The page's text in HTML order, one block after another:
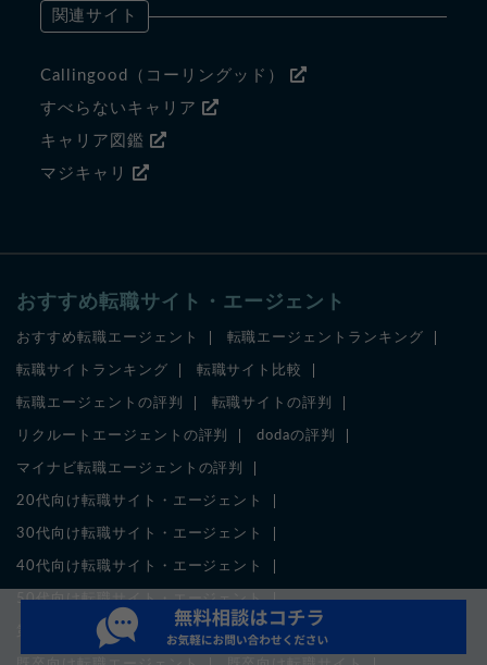
関連サイト
Callingood（コーリングッド）
すべらないキャリア
キャリア図鑑
マジキャリ
おすすめ転職サイト・エージェント
おすすめ転職エージェント 転職エージェントランキング
転職サイトランキング 転職サイト比較
転職エージェントの評判 転職サイトの評判
リクルートエージェントの評判 dodaの評判
マイナビ転職エージェントの評判
20代向け転職サイト・エージェント
30代向け転職サイト・エージェント
40代向け転職サイト・エージェント
50代向け転職サイト・エージェント
第二新卒向け転職エージェント 第二新卒向け転職サイト